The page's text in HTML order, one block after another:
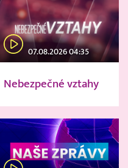
07.08.2026 04:35
Nebezpečné vztahy